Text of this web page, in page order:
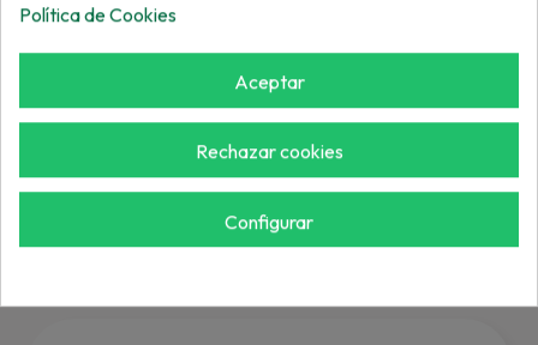
ROYPOW
Cargador Roy Pow 48V 22...
REF: RF5622-LFP
Inicia sesión
Política de Cookies
Aceptar
Rechazar cookies
Configurar